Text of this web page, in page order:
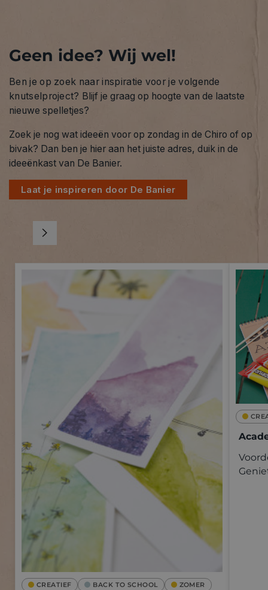
Geen idee? Wij wel!
Ben je op zoek naar inspiratie voor je volgende
knutselproject? Blijf je graag op hoogte van de laatste
nieuwe spelletjes?
Zoek je nog wat ideeën voor op zondag in de Chiro of op
bivak? Dan ben je hier aan het juiste adres, duik in de
ideeënkast van De Banier.
Laat je inspireren door De Banier
CREATIEF BACK TO SCHOOL ZOMER